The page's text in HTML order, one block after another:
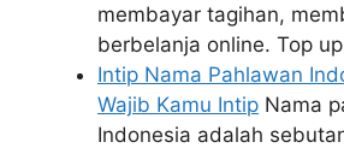
membayar tagihan,
berbelanja online. Top
Intip Nama Pahlawan
Wajib Kamu Intip Nama
Indonesia adalah